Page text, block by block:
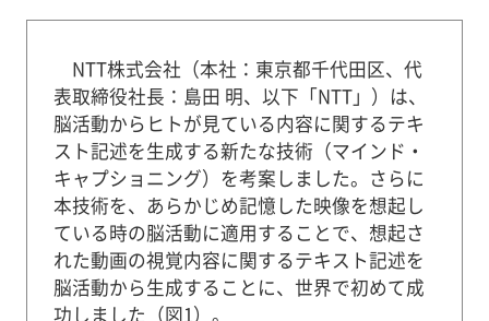
NTT株式会社（本社：東京都千代田区、代
表取締役社長：島田 明、以下「NTT」）は、
脳活動からヒトが見ている内容に関するテキ
スト記述を生成する新たな技術（マインド・
キャプショニング）を考案しました。さらに
本技術を、あらかじめ記憶した映像を想起し
ている時の脳活動に適用することで、想起さ
れた動画の視覚内容に関するテキスト記述を
脳活動から生成することに、世界で初めて成
功しました（図1）。